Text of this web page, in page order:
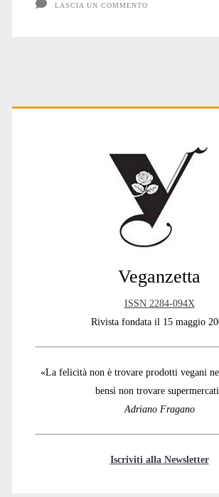
LASCIA UN COMMENTO
Primary
Veganzetta
ISSN 2284-094X
Rivista fondata il 15 maggio
«La felicità non è trovare prodotti vegani
bensì non trovare
Adriano Fragano
Iscriviti alla Newsletter